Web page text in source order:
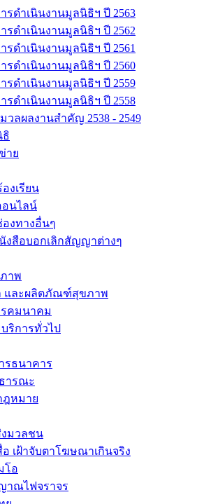
รดำเนินงานมูลนิธิฯ ปี 2563
รดำเนินงานมูลนิธิฯ ปี 2562
รดำเนินงานมูลนิธิฯ ปี 2561
รดำเนินงานมูลนิธิฯ ปี 2560
รดำเนินงานมูลนิธิฯ ปี 2559
รดำเนินงานมูลนิธิฯ ปี 2558
วลผลงานสำคัญ 2538 - 2549
ธิ
าย
งเรียน
อนไลน์
องทางอื่นๆ
งสือบอกเลิกสัญญาต่างๆ
าพ
และผลิตภัณฑ์สุขภาพ
คมนาคม
ริการทั่วไป
รธนาคาร
ารณะ
ฎหมาย
มวลชน
เฝ้าจับตาโฆษณาเกินจริง
โอ
าณไฟจราจร